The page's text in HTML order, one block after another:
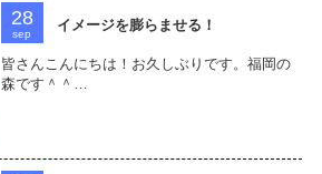
28
sep
イメージを膨らませる！
皆さんこんにちは！お久しぶりです。福岡の
森です＾＾…